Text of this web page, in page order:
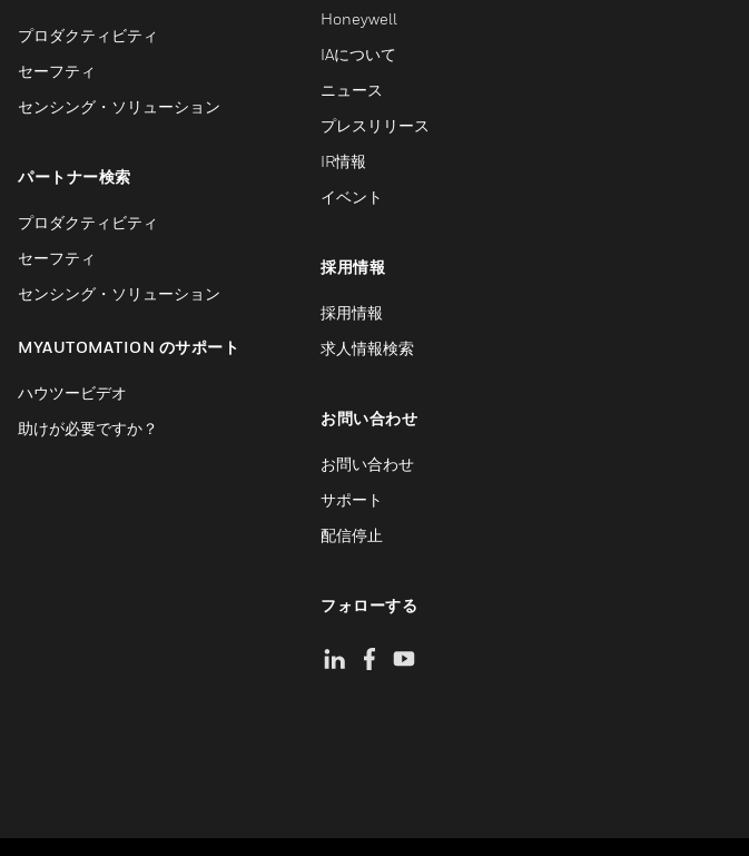
プロダクティビティ
セーフティ
センシング・ソリューション
パートナー検索
プロダクティビティ
セーフティ
センシング・ソリューション
MYAUTOMATION のサポート
ハウツービデオ
助けが必要ですか？
Honeywell
IAについて
ニュース
プレスリリース
IR情報
イベント
採用情報
採用情報
求人情報検索
お問い合わせ
お問い合わせ
サポート
配信停止
フォローする